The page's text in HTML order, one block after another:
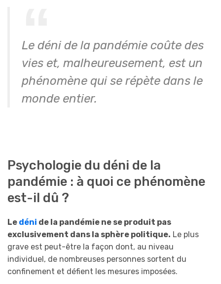
Le déni de la pandémie coûte des
vies et, malheureusement, est un
phénomène qui se répète dans le
monde entier.
Psychologie du déni de la
pandémie : à quoi ce phénomène
est-il dû ?
Le déni de la pandémie ne se produit pas
exclusivement dans la sphère politique. Le plus
grave est peut-être la façon dont, au niveau
individuel, de nombreuses personnes sortent du
confinement et défient les mesures imposées.